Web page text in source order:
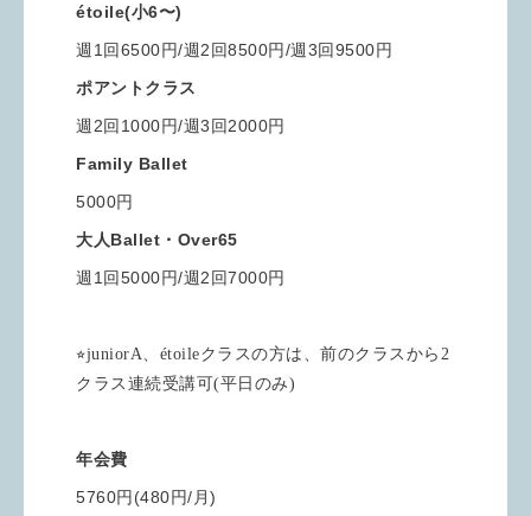
étoile(小6〜)
週1回6500円/週2回8500円/週3回9500円
ポアントクラス
週2回1000円/週3回2000円
Family Ballet
5000円
大人Ballet・Over65
週1回5000円/週2回7000円
⭐︎juniorA、étoileクラスの方は、前のクラスから2
クラス連続受講可(平日のみ)
年会費
5760円(480円/月)